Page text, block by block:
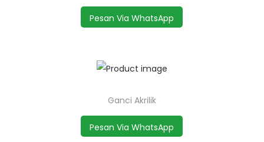
Pesan Via WhatsApp
Ganci Akrilik
Pesan Via WhatsApp